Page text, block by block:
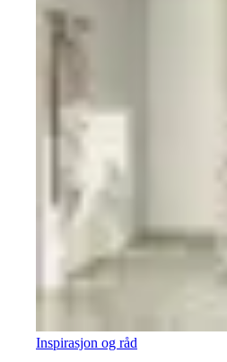
Inspirasjon og råd